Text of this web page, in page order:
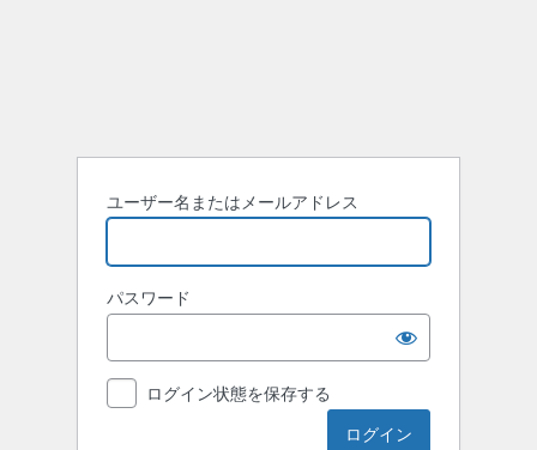
ユーザー名またはメールアドレス
パスワード
ログイン状態を保存する